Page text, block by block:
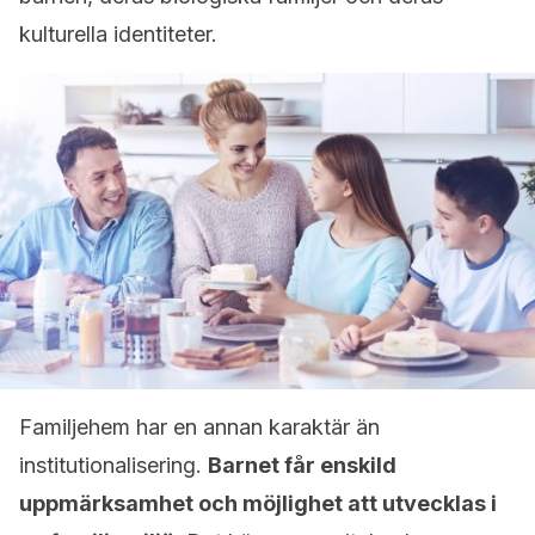
kulturella identiteter.
Familjehem har en annan karaktär än
institutionalisering. Barnet får enskild
uppmärksamhet och möjlighet att utvecklas i